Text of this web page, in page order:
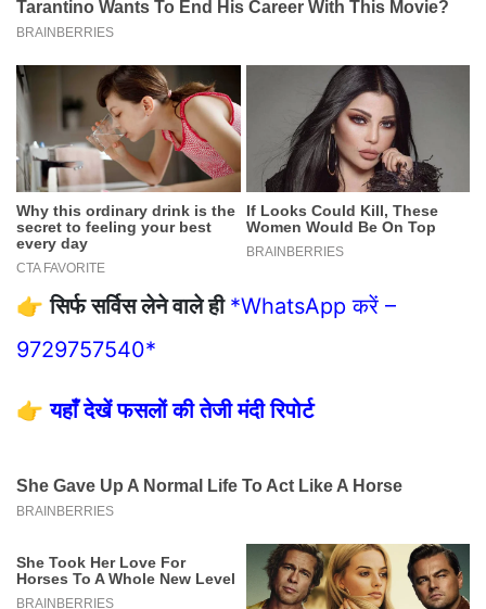
👉सिर्फ सर्विस लेने वाले ही *WhatsApp करें –
9729757540*
👉यहाँ देखें फसलों की तेजी मंदी रिपोर्ट